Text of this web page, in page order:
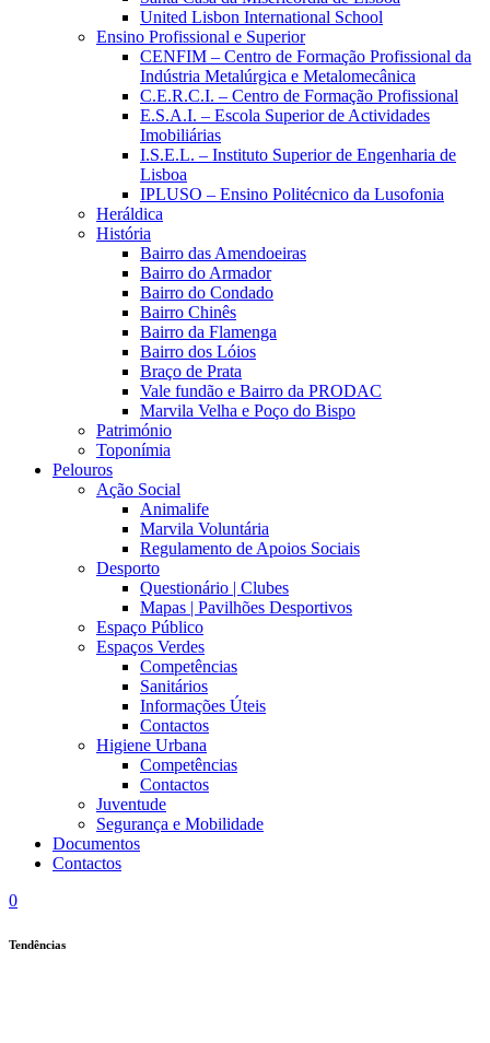
United Lisbon International School
Ensino Profissional e Superior
CENFIM – Centro de Formação Profissional da
Indústria Metalúrgica e Metalomecânica
C.E.R.C.I. – Centro de Formação Profissional
E.S.A.I. – Escola Superior de Actividades
Imobiliárias
I.S.E.L. – Instituto Superior de Engenharia de
Lisboa
IPLUSO – Ensino Politécnico da Lusofonia
Heráldica
História
Bairro das Amendoeiras
Bairro do Armador
Bairro do Condado
Bairro Chinês
Bairro da Flamenga
Bairro dos Lóios
Braço de Prata
Vale fundão e Bairro da PRODAC
Marvila Velha e Poço do Bispo
Património
Toponímia
Pelouros
Ação Social
Animalife
Marvila Voluntária
Regulamento de Apoios Sociais
Desporto
Questionário | Clubes
Mapas | Pavilhões Desportivos
Espaço Público
Espaços Verdes
Competências
Sanitários
Informações Úteis
Contactos
Higiene Urbana
Competências
Contactos
Juventude
Segurança e Mobilidade
Documentos
Contactos
0
Tendências